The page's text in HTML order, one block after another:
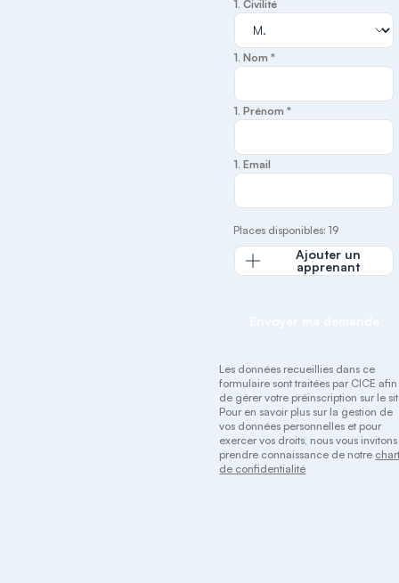
1. Civilité
1. Nom *
1. Prénom *
1. Email
Places disponibles: 19
Ajouter un
apprenant
Les données recueillies dans ce
formulaire sont traitées par CICE afin
de gérer votre préinscription sur le
Pour en savoir plus sur la gestion de
vos données personnelles et pour
exercer vos droits, nous vous
prendre connaissance de notre
de confidentialité